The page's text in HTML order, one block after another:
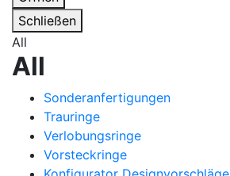
Schließen
All
All
Sonderanfertigungen
Trauringe
Verlobungsringe
Vorsteckringe